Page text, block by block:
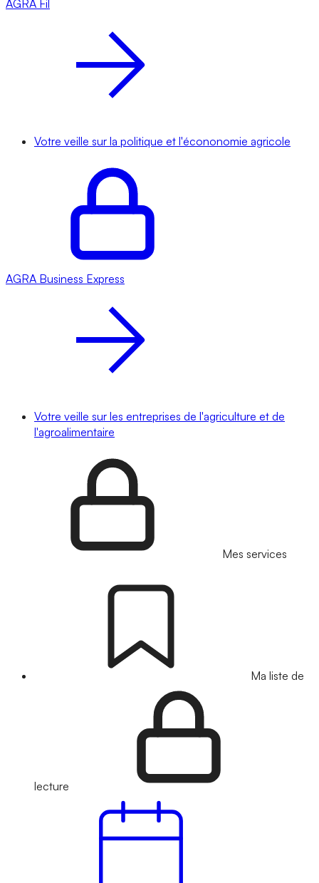
AGRA Fil
Votre veille sur la politique et l'écononomie agricole
AGRA Business Express
Votre veille sur les entreprises de l'agriculture et de
l'agroalimentaire
Mes services
Ma liste de
lecture